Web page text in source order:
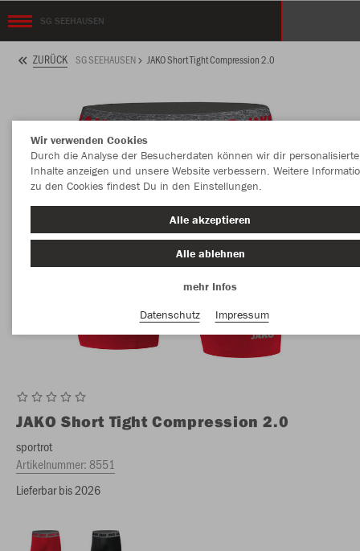
SG SEEHAUSEN
ZURÜCK SG SEEHAUSEN JAKO Short Tight Compression 2.0
JAKO Short Tight Compression 2.0
sportrot
Artikelnummer:8551
Lieferbar bis 2026
Wir verwenden Cookies
Durch die Analyse der Besucherdaten können wir dir personalisierte
Inhalte anzeigen und unsere Website verbessern. Weitere
zu den Cookies findest Du in den Einstellungen.
Alle akzeptieren
Alle ablehnen
mehr Infos
Datenschutz
Impressum